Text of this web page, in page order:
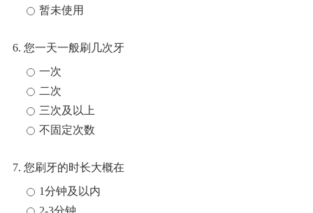
暂未使用
6. 您一天一般刷几次牙
一次
二次
三次及以上
不固定次数
7. 您刷牙的时长大概在
1分钟及以内
2-3分钟